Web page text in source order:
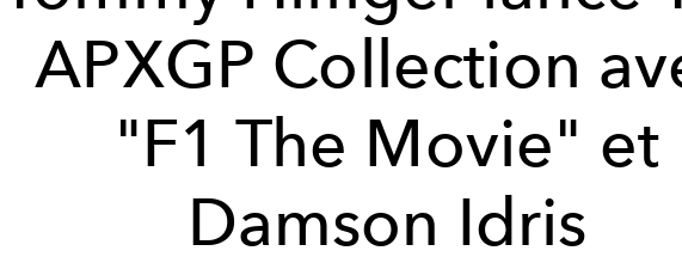
APXGP Collection
"F1 The Movie" et
Damson Idris